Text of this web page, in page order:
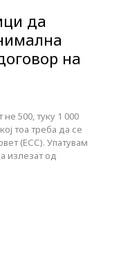
да
на
500, туку 1 000
тоа треба да се
(ЕСС). Упатувам
излезат од